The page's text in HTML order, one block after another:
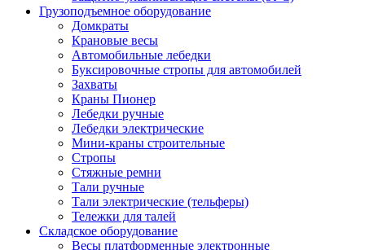
Грузоподъемное оборудование
Домкраты
Крановые весы
Автомобильные лебедки
Буксировочные стропы для автомобилей
Захваты
Краны Пионер
Лебедки ручные
Лебедки электрические
Мини-краны строительные
Стропы
Стяжные ремни
Тали ручные
Тали электрические (тельферы)
Тележки для талей
Складское оборудование
Весы платформенные электронные